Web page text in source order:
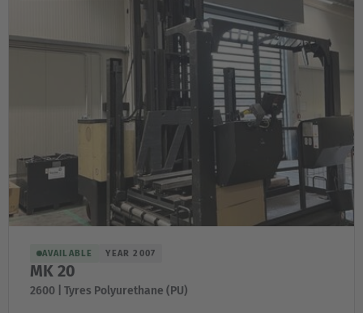
EUROPE
AVAILABLE YEAR 2007
MK 20
2600 | Tyres Polyurethane (PU)